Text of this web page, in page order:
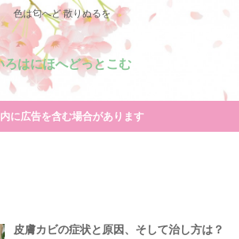
色は匂へど 散りぬるを
ろはにほへどっとこむ
に広告を含む場合があります
皮膚カビの症状と原因、そして治し方は？